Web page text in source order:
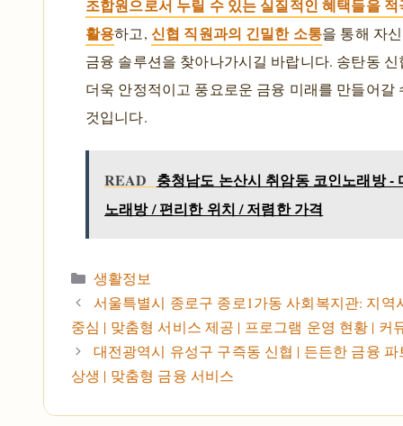
조합원으로서 누릴 수 있는 실질적인 혜택들을
활용하고, 신협 직원과의 긴밀한 소통을 통해 자
금융 솔루션을 찾아나가시길 바랍니다. 송탄동
더욱 안정적이고 풍요로운 금융 미래를 만들어갈
것입니다.
READ 충청남도 논산시 취암동 코인노래방 -
노래방 / 편리한 위치 / 저렴한 가격
카테고리
생활정보
서울특별시 종로구 종로1가동 사회복지관: 지역
중심 | 맞춤형 서비스 제공 | 프로그램 운영 현황 | 커
대전광역시 유성구 구즉동 신협 | 든든한 금융
상생 | 맞춤형 금융 서비스